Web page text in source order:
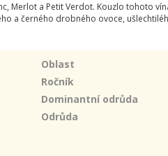
a Petit Verdot. Kouzlo tohoto
a černého drobného ovoce,
Oblast
Ročník
Dominantní odrůda
Odrůda